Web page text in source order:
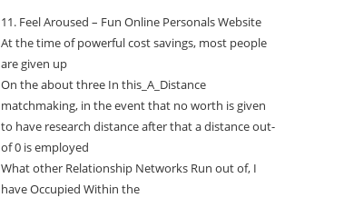
11. Feel Aroused – Fun Online Personals Website
At the time of powerful cost savings, most people
are given up
On the about three In this_A_Distance
matchmaking, in the event that no worth is given
to have research distance after that a distance out-
of 0 is employed
What other Relationship Networks Run out of, I
have Occupied Within the